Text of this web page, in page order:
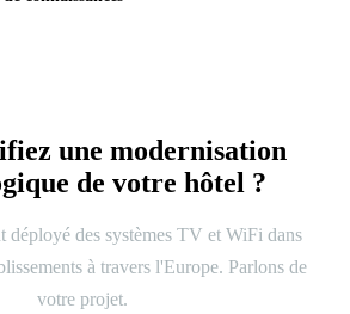
une modernisation
de votre hôtel ?
déployé des systèmes TV et WiFi dans
à travers l'Europe. Parlons de
votre projet.